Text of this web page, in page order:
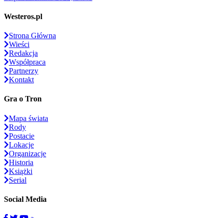
Westeros.pl
Strona Główna
Wieści
Redakcja
Współpraca
Partnerzy
Kontakt
Gra o Tron
Mapa świata
Rody
Postacie
Lokacje
Organizacje
Historia
Książki
Serial
Social Media